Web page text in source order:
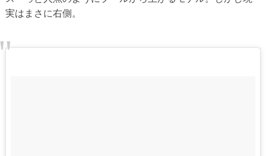
実はまさに右側。